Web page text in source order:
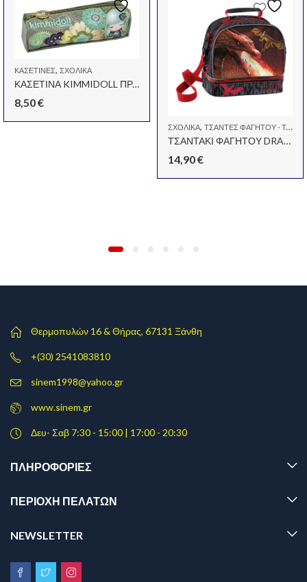
ΚΑΣΕΤΊΝΕΣ, ΣΧΟΛΙΚΆ
ΚΑΣΕΤΙΝΑ KIMMIDOLL ΠΡΑΣΙΝΗ
8,50€
ΣΧΟΛΙΚΆ, ΤΣΆΝΤΕΣ ΦΑΓΗΤΟΎ - ΤΑΠΕΡ - ΦΑΓΗΤΟΔΟΧΕΊΑ
ΤΣΑΝΤΑΚΙ ΦΑΓΗΤΟΥ DRAGON
14,90€
Θερμοπυλών 16 & Θήρας, 67131 Ξάνθη
+(30) 2541083810
sinem1998@yahoo.gr
www.sinem.gr
Δευ- Σαβ 7:30 - 15:00 | 17:00 - 20:30
ΠΛΗΡΟΦΟΡΊΕΣ
ΠΕΡΙΟΧΗ ΠΕΛΑΤΩΝ
NEWSLETTER